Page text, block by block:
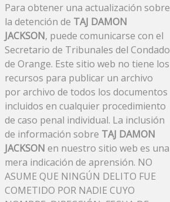
Para obtener una actualización sobre
la detención de TAJ DAMON
JACKSON, puede comunicarse con el
Secretario de Tribunales del Condado
de Orange. Este sitio web no tiene los
recursos para publicar un archivo
por archivo de todos los documentos
incluidos en cualquier procedimiento
de caso penal individual. La inclusión
de información sobre TAJ DAMON
JACKSON en nuestro sitio web es una
mera indicación de aprensión. NO
ASUME QUE NINGÚN DELITO FUE
COMETIDO POR NADIE CUYO